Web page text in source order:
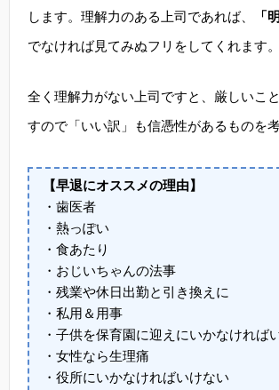
します。理解力のある上司であれば、
「
でなければ見てみぬフリをしてくれます。
全く理解力がない上司ですと、厳しいこ
すので「いい訳」も信憑性があるものを
【早退にオススメの理由】
・歯医者
・熱っぽい
・食あたり
・おじいちゃんの法事
・残業や休日出勤と引き換えに
・私用＆用事
・子供を保育園に迎えにいかなければ
・女性なら生理痛
・役所にいかなければいけない